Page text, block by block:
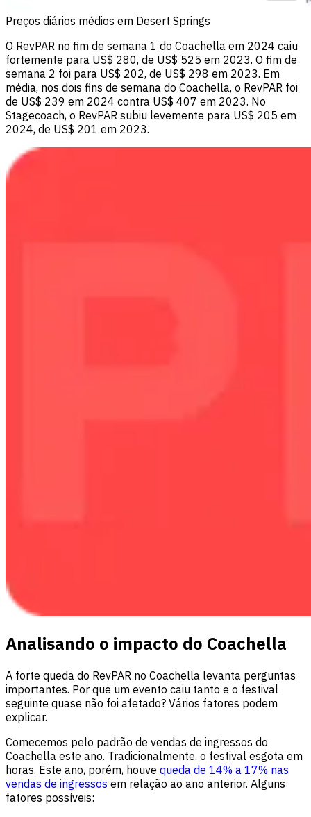
Preços diários médios em Desert Springs
O RevPAR no fim de semana 1 do Coachella em 2024 caiu
fortemente para US$ 280, de US$ 525 em 2023. O fim de
semana 2 foi para US$ 202, de US$ 298 em 2023. Em
média, nos dois fins de semana do Coachella, o RevPAR foi
de US$ 239 em 2024 contra US$ 407 em 2023. No
Stagecoach, o RevPAR subiu levemente para US$ 205 em
2024, de US$ 201 em 2023.
Analisando o impacto do Coachella
A forte queda do RevPAR no Coachella levanta perguntas
importantes. Por que um evento caiu tanto e o festival
seguinte quase não foi afetado? Vários fatores podem
explicar.
Comecemos pelo padrão de vendas de ingressos do
Coachella este ano. Tradicionalmente, o festival esgota em
horas. Este ano, porém, houve queda de 14% a 17% nas
vendas de ingressos em relação ao ano anterior. Alguns
fatores possíveis: